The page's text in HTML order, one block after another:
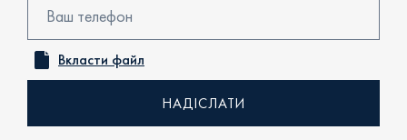
Онлайн консультація
Вкласти файл